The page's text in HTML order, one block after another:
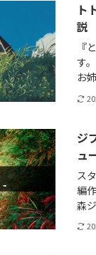
ト
説
『
す
お
ジ
ュ
ス
編
森